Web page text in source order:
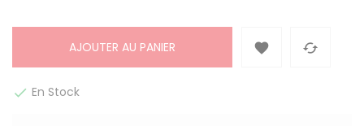
AJOUTER AU PANIER  
 En Stock